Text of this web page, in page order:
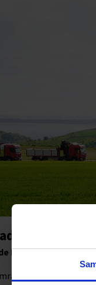
information
Miljöservice
påbörjade Peter